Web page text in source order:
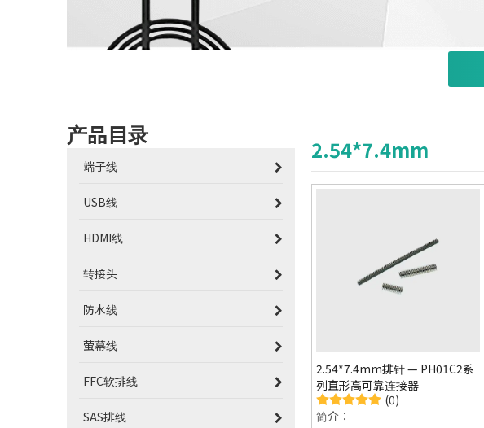
产品目录
端子线
USB线
HDMI线
转接头
防水线
萤幕线
FFC软排线
SAS排线
2.54*7.4mm
​2.54*7.4mm排针 — PH01C2系
列直形高可靠连接器
(0)
简介：